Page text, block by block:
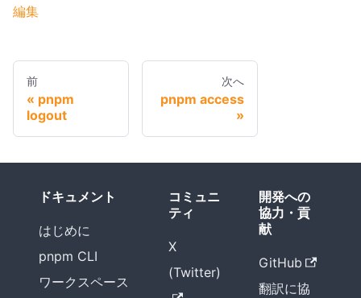
編集
前
pnpm
logout
次へ
pnpm access
ドキュメント
はじめに
pnpm CLI
ワークスペース
コミュニ
ティ
X
(Twitter)
開発への
協力・貢
献
GitHub
翻訳に協